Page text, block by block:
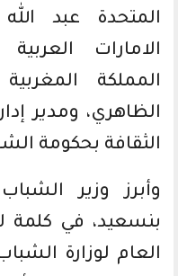
المتحدة عبد
الامارات
المملكة
الظاهري، ومدير
الثقافة بحكومة
وأبرز وزير
بنسعيد، في كلمة
العام لوزارة